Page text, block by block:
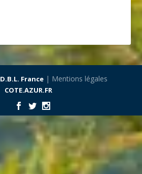
D.B.L. France| Mentions légales
COTE.AZUR.FR